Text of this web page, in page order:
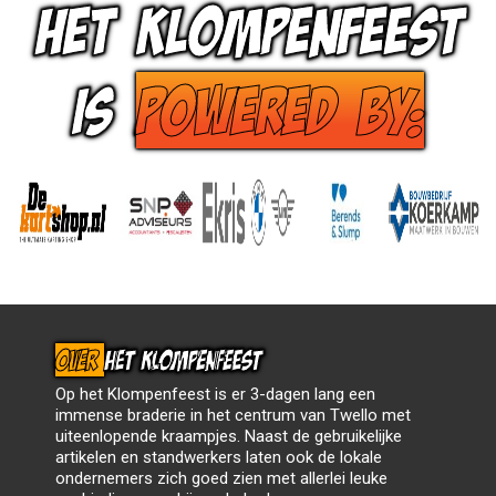
DJ PIM
Twello, Barteldplein
Lees meer »
DJ JEFFREY
Twello, Barteldplein
DJGRANDEZZA
Twello, Barteldplein
Lees meer »
EXCUSE ME BAND
Twello, Barteldplein
HET KLOMPENFEEST
ISPOWERED BY:
OVERHET KLOMPENFEEST
Op het Klompenfeest is er 3-dagen lang een
immense braderie in het centrum van Twello met
uiteenlopende kraampjes. Naast de gebruikelijke
artikelen en standwerkers laten ook de lokale
ondernemers zich goed zien met allerlei leuke